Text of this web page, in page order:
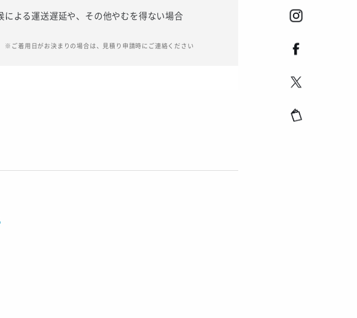
による運送遅延や、その他やむを得ない場合
※ご着用日がお決まりの場合は、見積り申請時にご連絡ください